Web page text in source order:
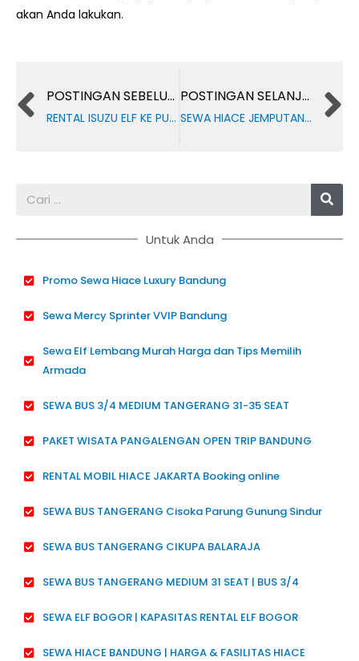
akan Anda lakukan.
Prev POSTINGAN SEBELUMNYA
RENTAL ISUZU ELF KE PULAU SUMATERA
POSTINGAN SELANJUTNYA
SEWA HIACE JEMPUTAN HOTEL JAKARTA
Untuk Anda
Promo Sewa Hiace Luxury Bandung
Sewa Mercy Sprinter VVIP Bandung
Sewa Elf Lembang Murah Harga dan Tips Memilih
Armada
SEWA BUS 3/4 MEDIUM TANGERANG 31-35 SEAT
PAKET WISATA PANGALENGAN OPEN TRIP BANDUNG
RENTAL MOBIL HIACE JAKARTA Booking online
SEWA BUS TANGERANG Cisoka Parung Gunung Sindur
SEWA BUS TANGERANG CIKUPA BALARAJA
SEWA BUS TANGERANG MEDIUM 31 SEAT | BUS 3/4
SEWA ELF BOGOR | KAPASITAS RENTAL ELF BOGOR
SEWA HIACE BANDUNG | HARGA & FASILITAS HIACE